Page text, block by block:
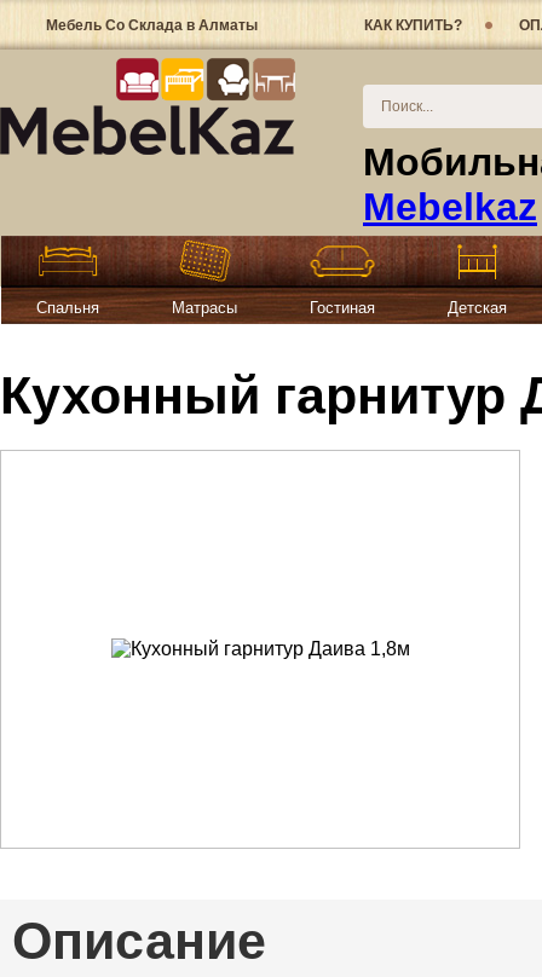
Мебель Со Склада в Алматы КАК КУПИТЬ?
Mebelkaz
Спальня Матрасы Гостиная Детская
Кухонный гарнитур
Описание